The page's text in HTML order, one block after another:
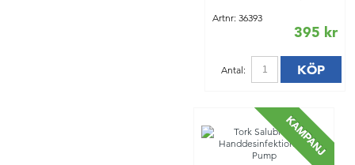
Artnr: 36393
395 kr
Antal: KÖP